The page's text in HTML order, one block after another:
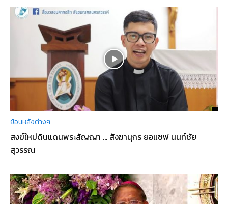
ย้อนหลังต่างๆ
สงฆ์ใหม่ดินแดนพระสัญญา … สังฆานุกร ยอแซฟ นนท์ชัย
สุวรรณ